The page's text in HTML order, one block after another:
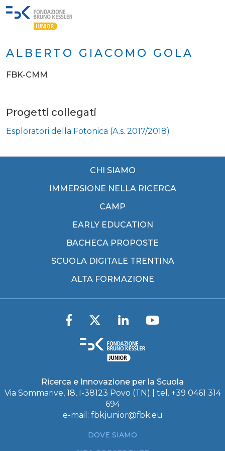
ALBERTO GIACOMO GOLA
FBK-CMM
Progetti collegati
Esploratori della Fotonica (A.s. 2017/2018)
CHI SIAMO
IMMERSIONE NELLA RICERCA
CAMP
EARLY EDUCATION
BACHECA PROPOSTE
SCUOLA DIGITALE TRENTINA
ALTA FORMAZIONE
Ricerca e Innovazione per la Scuola
Via Sommarive, 18, I-38123 Povo (TN) | tel. +39 0461 314
694
e-mail: fbkjunior@fbk.eu
DOVE SIAMO